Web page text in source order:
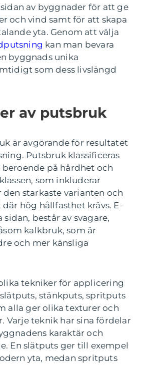
av byggnader för att ge
och vind samt för att skapa
yta. Genom att välja
kan man bevara
byggnads unika
som dess livslängd
av putsbruk
är avgörande för resultatet
Putsbruk klassificeras
beroende på hårdhet och
som inkluderar
starkaste varianten och
hög hållfasthet krävs. E-
sidan, består av svagare,
kalkbruk, som är
och mer känsliga
tekniker för applicering
stänkputs, spritputs
alla ger olika texturer och
Varje teknik har sina fördelar
karaktär och
En slätputs ger till exempel
yta, medan spritputs